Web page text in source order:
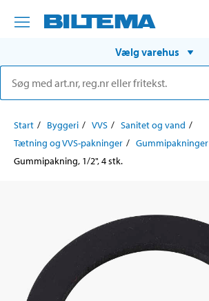
Vælg varehus
Start Byggeri VVS
Sanitet og vand
Tætning og VVS-pakninger
Gummipakninger
Gummipakning, 1/2", 4 stk.